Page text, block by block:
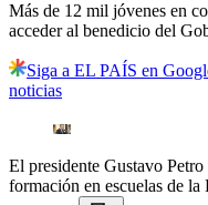
Más de 12 mil jóvenes en
acceder al benedicio del
Siga a EL PAÍS en
noticias
El presidente Gustavo
formación en escuelas de